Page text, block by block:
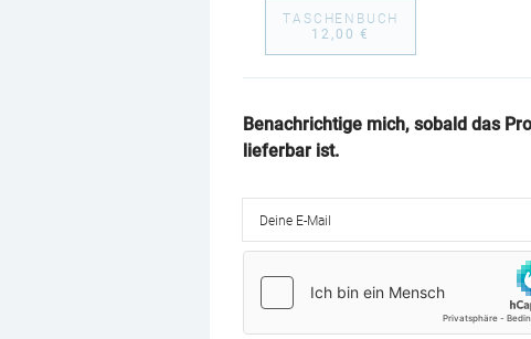
TASCHENBUCH
12,00 €
Benachrichtige mich, sobald das
lieferbar ist.